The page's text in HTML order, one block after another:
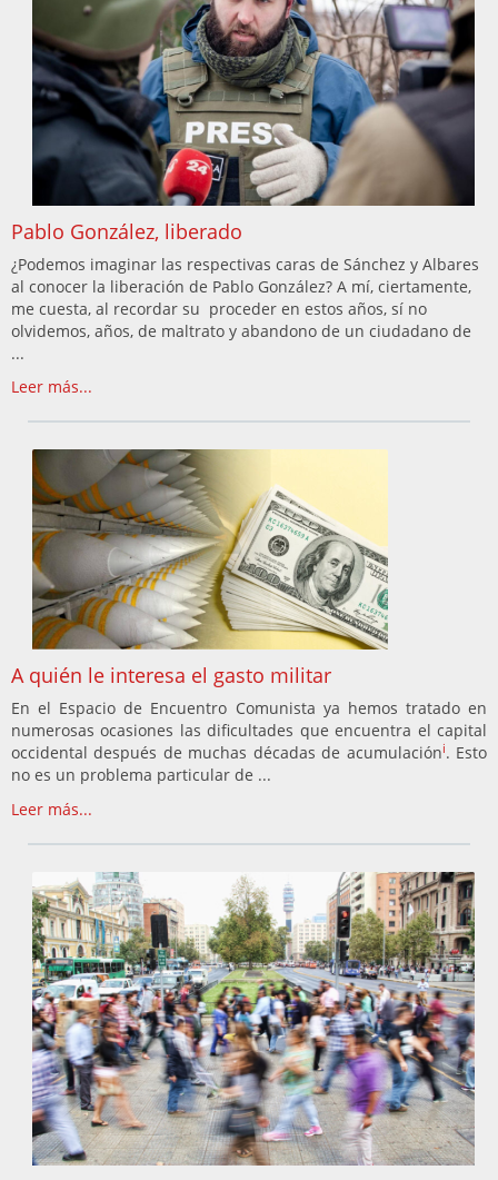
Pablo González, liberado
¿Podemos imaginar las respectivas caras de Sánchez y Albares
al conocer la liberación de Pablo González? A mí, ciertamente,
me cuesta, al recordar su proceder en estos años, sí no
olvidemos, años, de maltrato y abandono de un ciudadano de
...
Leer más...
A quién le interesa el gasto militar
En el Espacio de Encuentro Comunista ya hemos tratado en
numerosas ocasiones las dificultades que encuentra el capital
occidental después de muchas décadas de acumulacióni. Esto
no es un problema particular de ...
Leer más...